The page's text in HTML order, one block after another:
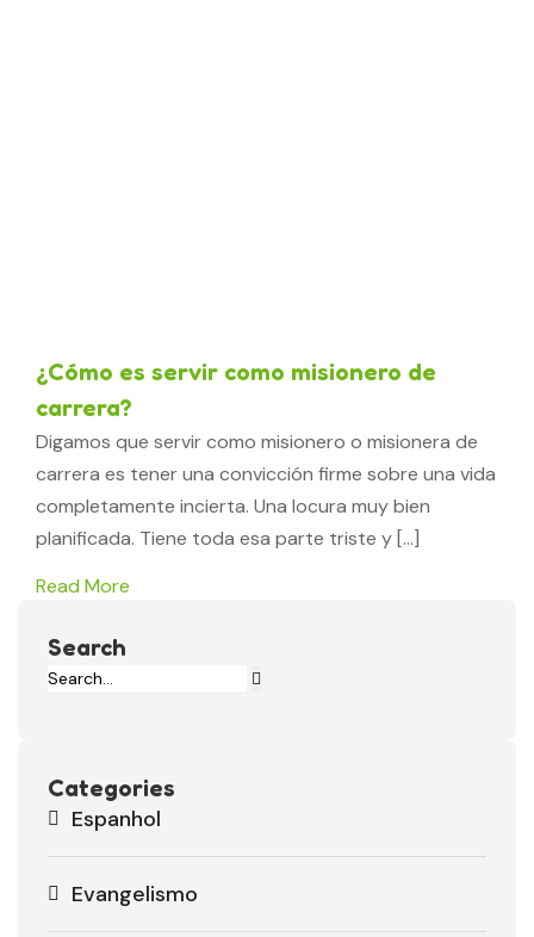
¿Cómo es servir como misionero de
carrera?
Digamos que servir como misionero o misionera de
carrera es tener una convicción firme sobre una vida
completamente incierta. Una locura muy bien
planificada. Tiene toda esa parte triste y […]
Read More
Search
Categories
Espanhol
Evangelismo